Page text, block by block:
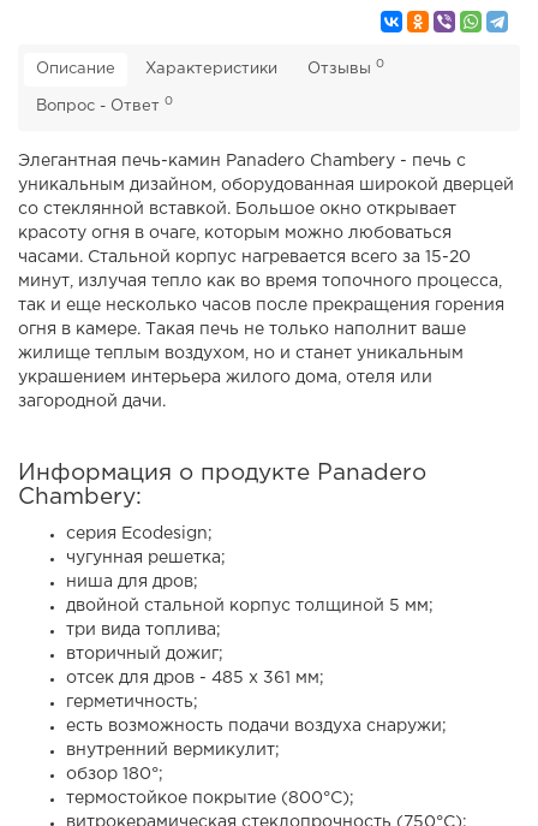
Описание Характеристики Отзывы 0
Вопрос - Ответ 0
Элегантная печь-камин Panadero Chambery - печь с
уникальным дизайном, оборудованная широкой дверцей
со стеклянной вставкой. Большое окно открывает
красоту огня в очаге, которым можно любоваться
часами. Стальной корпус нагревается всего за 15-20
минут, излучая тепло как во время топочного процесса,
так и еще несколько часов после прекращения горения
огня в камере. Такая печь не только наполнит ваше
жилище теплым воздухом, но и станет уникальным
украшением интерьера жилого дома, отеля или
загородной дачи.
Информация о продукте Panadero
Chambery:
серия Ecodesign;
чугунная решетка;
ниша для дров;
двойной стальной корпус толщиной 5 мм;
три вида топлива;
вторичный дожиг;
отсек для дров - 485 х 361 мм;
герметичность;
есть возможность подачи воздуха снаружи;
внутренний вермикулит;
обзор 180°;
термостойкое покрытие (800°C);
витрокерамическая стеклопрочность (750°C);